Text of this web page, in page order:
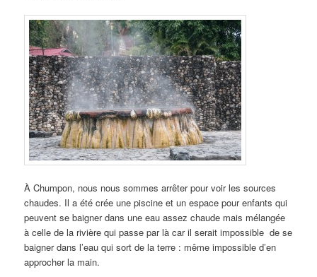
À Chumpon, nous nous sommes arrêter pour voir les sources
chaudes. Il a été crée une piscine et un espace pour enfants qui
peuvent se baigner dans une eau assez chaude mais mélangée
à celle de la rivière qui passe par là car il serait impossible de se
baigner dans l’eau qui sort de la terre : même impossible d’en
approcher la main.